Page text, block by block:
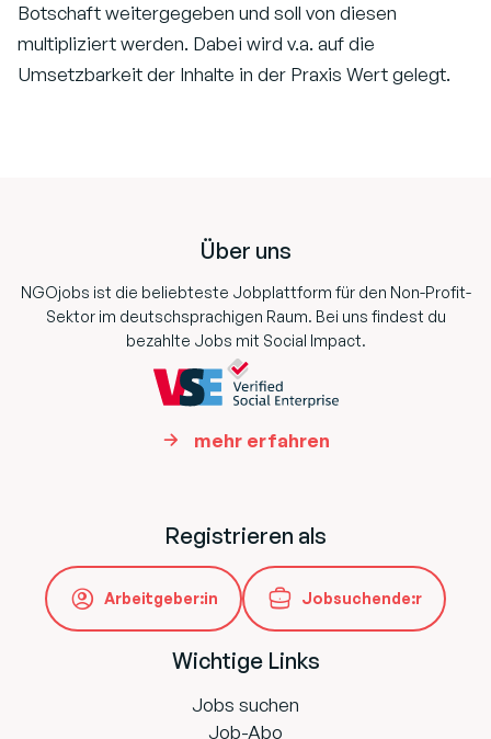
Botschaft weitergegeben und soll von diesen
multipliziert werden. Dabei wird v.a. auf die
Umsetzbarkeit der Inhalte in der Praxis Wert gelegt.
Über uns
NGOjobs ist die beliebteste Jobplattform für den Non-Profit-
Sektor im deutschsprachigen Raum. Bei uns findest du
bezahlte Jobs mit Social Impact.
mehr erfahren
Registrieren als
Arbeitgeber:in Jobsuchende:r
Wichtige Links
Jobs suchen
Job-Abo